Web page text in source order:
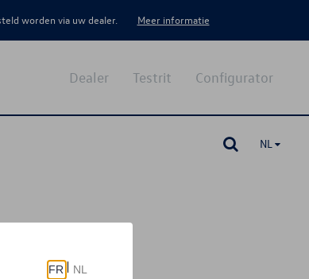
worden via uw dealer. Meer informatie
Configurator
Testrit
Dealer
NL